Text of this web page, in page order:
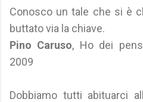
Conosco un tale che si è
buttato via la chiave.
Pino Caruso, Ho dei
2009
Dobbiamo tutti abituarci